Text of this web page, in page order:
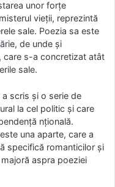
unor forţe
vieţii, reprezintă
sale. Poezia sa este
de unde şi
care s-a concretizat atât
sale.
scris şi o serie de
la cel politic şi care
nţională.
una aparte, care a
specifică romanticilor şi
aspra poeziei